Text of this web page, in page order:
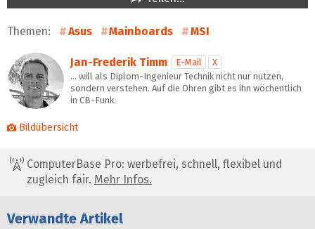
Themen: Asus Mainboards MSI
Jan-Frederik Timm E-Mail
X
… will als Diplom-Ingenieur Technik nicht nur nutzen,
sondern verstehen. Auf die Ohren gibt es ihn wöchentlich
in CB-Funk.
Bildübersicht
ComputerBase Pro: werbefrei, schnell, flexibel und
zugleich fair. Mehr Infos.
Verwandte Artikel